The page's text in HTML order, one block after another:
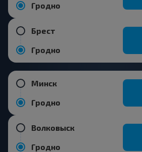
Гродно
Брест
Гродно
Минск
Гродно
Волковыск
Гродно